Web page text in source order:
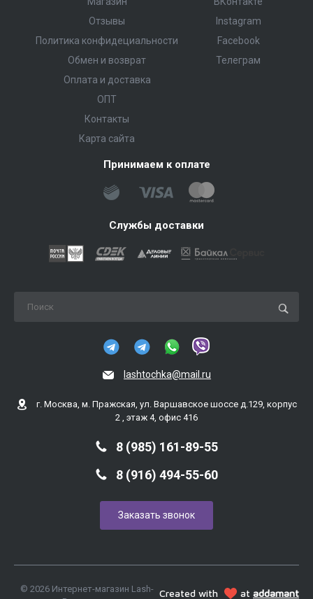
Отзывы
Политика конфидециальности
Обмен и возврат
Оплата и доставка
ОПТ
Контакты
Карта сайта
Instagram
Facebook
Телеграм
Принимаем к оплате
Службы доставки
lashtochka@mail.ru
г. Москва, м. Пражская, ул. Варшавское шоссе д.129, корпус
2 , этаж 4, офис 416
8 (985) 161-89-55
8 (916) 494-55-60
Заказать звонок
© 2026 Интернет-магазин Lash- Created with at addamant